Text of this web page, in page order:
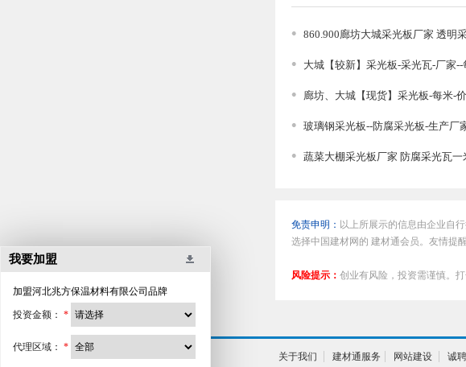
860.900廊坊大城采光板厂家 透明
大城【较新】采光板-采光瓦-厂家--
廊坊、大城【现货】采光板-每米-
玻璃钢采光板--防腐采光板-生产厂
蔬菜大棚采光板厂家 防腐采光瓦一
免责申明： 以上所展示的信息由企业自
选择中国建材网的 建材通会员。友情提
风险提示： 创业有风险，投资需谨慎。打
我要加盟
加盟河北兆方保温材料有限公司 品牌
投资金额： *
代理区域： *
关于我们
建材通服务 网站建设 诚